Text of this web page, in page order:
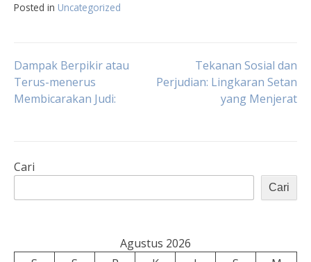
Posted in Uncategorized
Navigasi
pos
Dampak Berpikir atau
Terus-menerus
Membicarakan Judi:
Tekanan Sosial dan
Perjudian: Lingkaran Setan
yang Menjerat
Cari
Cari
Agustus 2026